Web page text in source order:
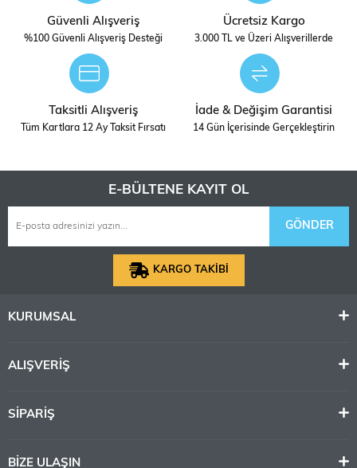
Güvenli Alışveriş
%100 Güvenli Alışveriş Desteği
Ücretsiz Kargo
3.000 TL ve Üzeri Alışverillerde
Taksitli Alışveriş
Tüm Kartlara 12 Ay Taksit Fırsatı
İade & Değişim Garantisi
14 Gün İçerisinde Gerçekleştirin
E-BÜLTENE KAYIT OL
GÖNDER
KARGO TAKİBİ
KURUMSAL
ALIŞVERİŞ
SİPARİŞ
BİZE ULAŞIN